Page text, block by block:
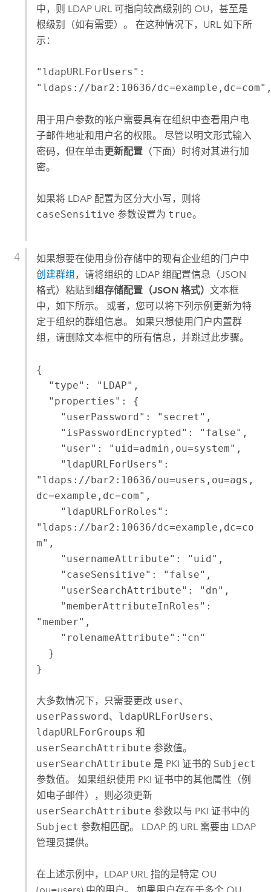
中，则 LDAP URL 可指向较高级别的 OU，甚至是
根级别（如有需要）。 在这种情况下，URL 如下所
示：
"ldapURLForUsers":
"ldaps://bar2:10636/
用于用户参数的帐户需要具有在组织中查看用户电
子邮件地址和用户名的权限。 尽管以明文形式输入
密码，但在单击更新配置（下面）时将对其进行加
密。
如果将 LDAP 配置为区分大小写，则将
caseSensitive 参数设置为 true。
如果想要在使用身份存储中的现有企业组的门户中
创建群组 ，请将组织的 LDAP 组配置信息（JSON
格式）粘贴到 组存储配置（JSON 格式） 文本框
中，如下所示。 或者，您可以将下列示例更新为特
定于组织的群组信息。 如果只想使用门户内置群
组，请删除文本框中的所有信息，并跳过此步骤。
{
"ldaps://bar2:10636/ou=users,ou=ags,
dc=example,dc=com",
"ldaps://bar2:10636/dc=example,dc=co
m",
"member",
}
大多数情况下，只需要更改 user、
userPassword、 ldapURLForUsers、
ldapURLForGroups 和
userSearchAttribute 参数值。
userSearchAttribute 是 PKI 证书的 Subject
参数值。 如果组织使用 PKI 证书中的其他属性（例
如电子邮件），则必须更新
userSearchAttribute 参数以与 PKI 证书中的
Subject 参数相匹配。 LDAP 的 URL 需要由 LDAP
管理员提供。
在上述示例中，LDAP URL 指的是特定 OU